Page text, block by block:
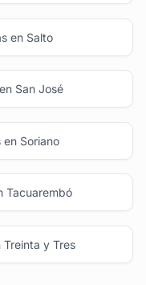
en Salto
San José
Soriano
Tacuarembó
y Tres